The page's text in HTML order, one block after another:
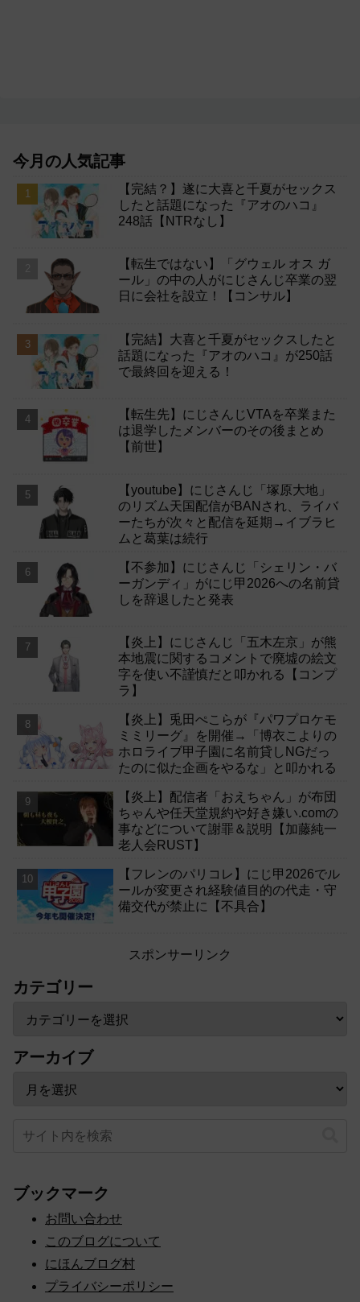
今月の人気記事
【完結？】遂に大喜と千夏がセックス
したと話題になった『アオのハコ』
248話【NTRなし】
【転生ではない】「グウェル オス ガ
ール」の中の人がにじさんじ卒業の翌
日に会社を設立！【コンサル】
【完結】大喜と千夏がセックスしたと
話題になった『アオのハコ』が250話
で最終回を迎える！
【転生先】にじさんじVTAを卒業また
は退学したメンバーのその後まとめ
【前世】
【youtube】にじさんじ「塚原大地」
のリズム天国配信がBANされ、ライバ
ーたちが次々と配信を延期→イブラヒ
ムと葛葉は続行
【不参加】にじさんじ「シェリン・バ
ーガンディ」がにじ甲2026への名前貸
しを辞退したと発表
【炎上】にじさんじ「五木左京」が熊
本地震に関するコメントで廃墟の絵文
字を使い不謹慎だと叩かれる【コンプ
ラ】
【炎上】兎田ぺこらが『パワプロケモ
ミミリーグ』を開催→「博衣こよりの
ホロライブ甲子園に名前貸しNGだっ
たのに似た企画をやるな」と叩かれる
【炎上】配信者「おえちゃん」が布団
ちゃんや任天堂規約や好き嫌い.comの
事などについて謝罪＆説明【加藤純一
老人会RUST】
【フレンのパリコレ】にじ甲2026でル
ールが変更され経験値目的の代走・守
備交代が禁止に【不具合】
スポンサーリンク
カテゴリー
アーカイブ
ブックマーク
お問い合わせ
このブログについて
にほんブログ村
プライバシーポリシー